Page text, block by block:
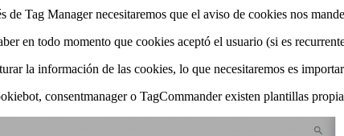
de Tag Manager necesitaremos que el aviso de cookies nos
en todo momento que cookies aceptó el usuario (si es
la información de las cookies, lo que necesitaremos es
consentmanager o TagCommander existen plantillas